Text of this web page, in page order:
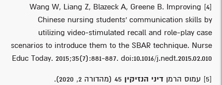
[4]
Wang W, Liang Z, Blazeck A, Greene B. Improving
Chinese nursing students’ communication skills by
utilizing video-stimulated recall and role-play case
scenarios to introduce them to the SBAR technique. Nurse
Educ Today. 2015;35(7):881-887. doi:10.1016/j.nedt.2015.02.010
[5] עמוס הרמן דיני הנזיקין